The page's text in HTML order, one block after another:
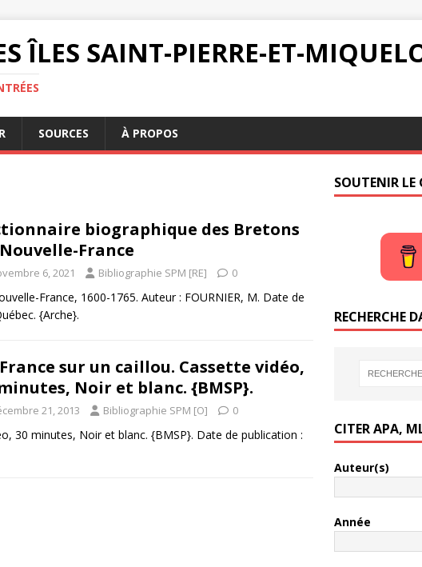
ÎLES SAINT-PIERRE-ET-
SOURCES À PROPOS
biographique des Bretons
France
6, 2021 Bibliographie SPM [RE] 0
France, 1600-1765. Auteur : FOURNIER, M. Date de
{Arche}.
sur un caillou. Cassette vidéo,
Noir et blanc. {BMSP}.
21, 2013 Bibliographie SPM [O] 0
30 minutes, Noir et blanc. {BMSP}. Date de publication :
SOUTENIR LE
RECHERCHE
CITER APA,
Auteur(s)
Année